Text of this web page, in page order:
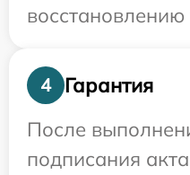
восстановлению
4
Гарантия
После
подписания